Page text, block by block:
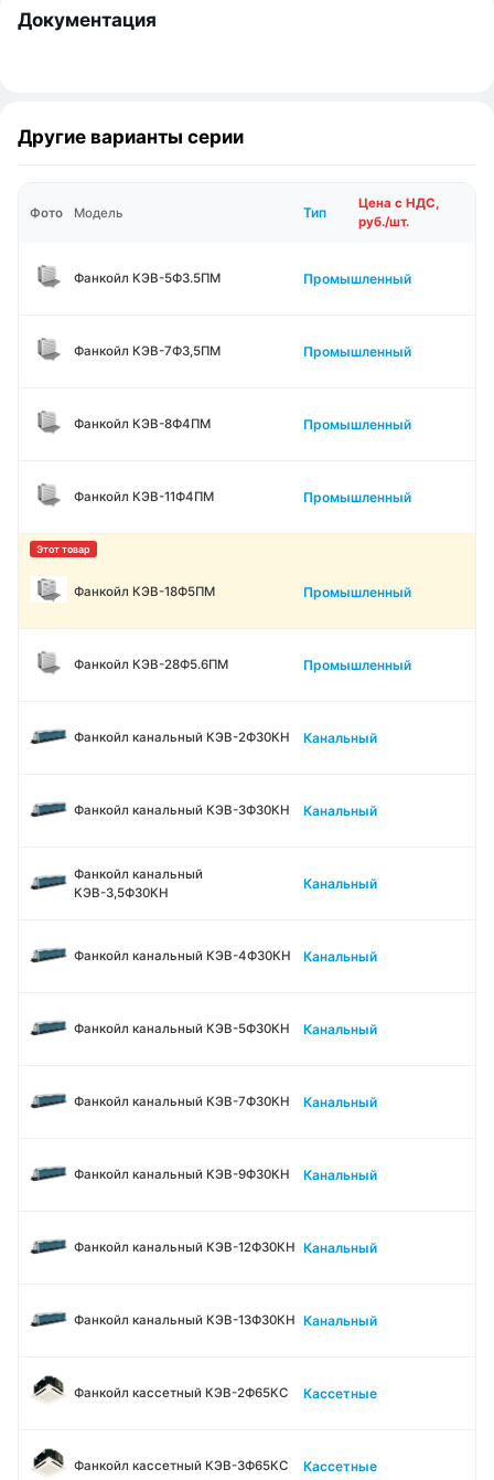
Документация
Другие варианты серии
Фото Модель Тип
Цена с НДС,
руб./шт.
Фанкойл КЭВ-5Ф3.5ПМ Промышленный
Фанкойл КЭВ-7Ф3,5ПМ Промышленный
Фанкойл КЭВ-8Ф4ПМ Промышленный
Фанкойл КЭВ-11Ф4ПМ Промышленный
Фанкойл КЭВ-18Ф5ПМ Промышленный
Фанкойл КЭВ-28Ф5.6ПМ Промышленный
Фанкойл канальный КЭВ-2Ф30КН Канальный
Фанкойл канальный КЭВ-3Ф30КН Канальный
Фанкойл канальный
КЭВ-3,5Ф30КН
Канальный
Фанкойл канальный КЭВ-4Ф30КН Канальный
Фанкойл канальный КЭВ-5Ф30КН Канальный
Фанкойл канальный КЭВ-7Ф30КН Канальный
Фанкойл канальный КЭВ-9Ф30КН Канальный
Фанкойл канальный КЭВ-12Ф30КН Канальный
Фанкойл канальный КЭВ-13Ф30КН Канальный
Фанкойл кассетный КЭВ-2Ф65КС Кассетные
Фанкойл кассетный КЭВ-3Ф65КС Кассетные